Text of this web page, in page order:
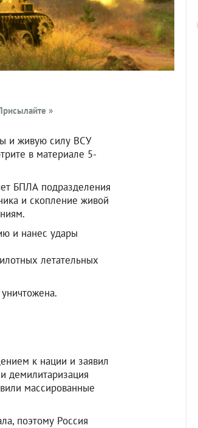
»
и живую силу ВСУ
в материале 5-
БПЛА подразделения
и скопление живой
и нанес удары
летательных
к нации и заявил
демилитаризация
массированные
поэтому Россия